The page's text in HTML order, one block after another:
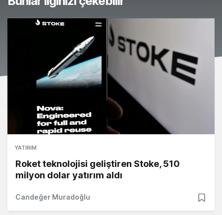
YATIRIM
Roket teknolojisi geliştiren Stoke, 510
milyon dolar yatırım aldı
Candeğer Muradoğlu